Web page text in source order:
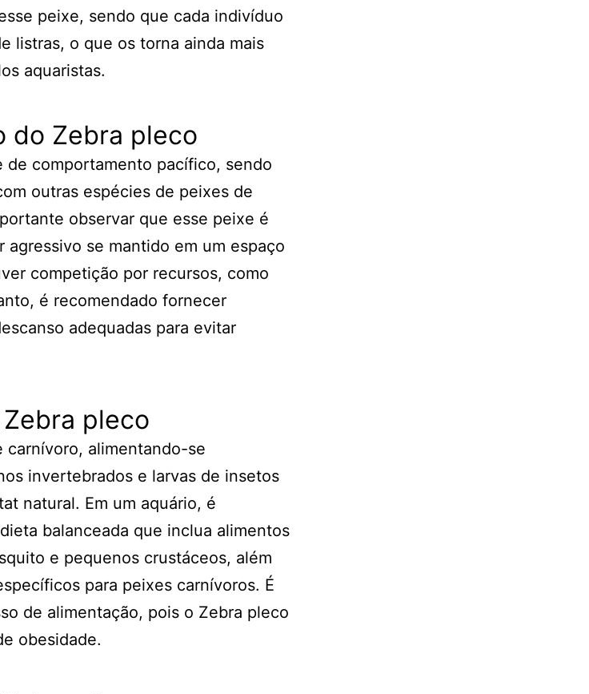
peixe, sendo que cada indivíduo
listras, o que os torna ainda mais
aquaristas.
do Zebra pleco
de comportamento pacífico, sendo
outras espécies de peixes de
observar que esse peixe é
se mantido em um espaço
competição por recursos, como
é recomendado fornecer
adequadas para evitar
pleco
carnívoro, alimentando-se
invertebrados e larvas de insetos
natural. Em um aquário, é
balanceada que inclua alimentos
e pequenos crustáceos, além
para peixes carnívoros. É
de alimentação, pois o Zebra pleco
obesidade.